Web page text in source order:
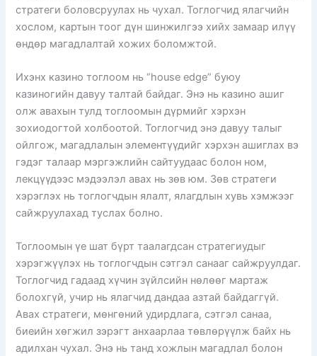
стратеги боловсруулах нь чухал. Тоглогчид ялагчийн
хослом, картын тоог дүн шинжилгээ хийх замаар илүү
өндөр магадлалтай хожих боломжтой.
Ихэнх казино тоглоом нь “house edge” буюу
казиногийн давуу талтай байдаг. Энэ нь казино ашиг
олж авахын тулд тоглоомын дүрмийг хэрхэн
зохиодогтой холбоотой. Тоглогчид энэ давуу талыг
ойлгож, магадлалын элементүүдийг хэрхэн ашиглах вэ
гэдэг талаар мэргэжлийн сайтуудаас болон ном,
лекцүүдээс мэдээлэл авах нь зөв юм. Зөв стратеги
хэрэглэх нь тоглогчдын ялалт, ялагдлын хувь хэмжээг
сайжруулахад туслах болно.
Тоглоомын үе шат бүрт таалагдсан стратегиудыг
хэрэгжүүлэх нь тоглогчдын сэтгэл санааг сайжруулдаг.
Тоглогчид гадаад хүчин зүйлсийн нөлөөг мартаж
болохгүй, учир нь ялагчид дандаа азтай байдаггүй.
Авах стратеги, мөнгөний удирдлага, сэтгэл санаа,
биеийн хөгжил зэрэгт анхаарлаа төвлөрүүлж байх нь
адилхан чухал. Энэ нь танд хожлын магадлал болон